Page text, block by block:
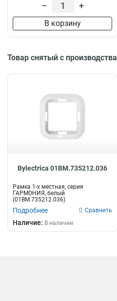
– +
В корзину
Товар снятый с производства
Bylectrica 01ВМ.735212.036
Рамка 1-х местная, серия
ГАРМОНИЯ, белый
(01ВМ.735212.036)
Подробнее Сравнить
Наличие: В наличии